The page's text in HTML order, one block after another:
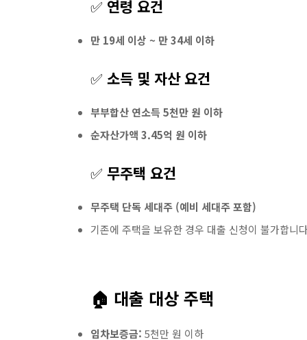
✅ 연령 요건
만 19세 이상 ~ 만 34세 이하
✅ 소득 및 자산 요건
부부합산 연소득 5천만 원 이하
순자산가액 3.45억 원 이하
✅ 무주택 요건
무주택 단독 세대주 (예비 세대주 포함)
기존에 주택을 보유한 경우 대출 신청이 불가합니
🏠 대출 대상 주택
임차보증금: 5천만 원 이하